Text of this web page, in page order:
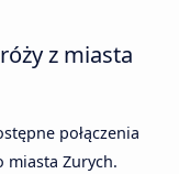
z miasta
połączenia
miasta Zurych.